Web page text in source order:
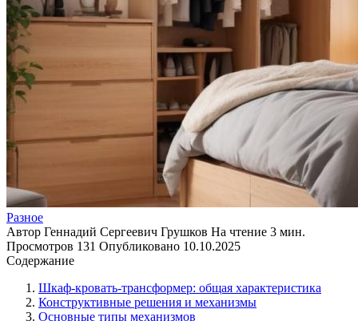
Разное
Автор Геннадий Сергеевич Грушков На чтение 3 мин.
Просмотров 131 Опубликовано 10.10.2025
Содержание
Шкаф-кровать-трансформер: общая характеристика
Конструктивные решения и механизмы
Основные типы механизмов